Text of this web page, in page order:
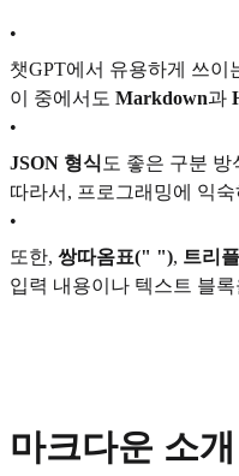
•
챗GPT에서 유용하게 쓰이
이 중에서도 Markdown과
•
JSON 형식 도 좋은 구분 방
따라서, 프로그래밍에 익
•
또한, 쌍따옴표(" "), 트리
입력 내용이나 텍스트 블록
마크다운 소개